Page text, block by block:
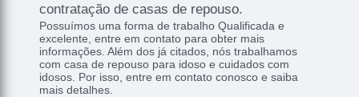
contratação de casas de repouso.
Possuímos uma forma de trabalho Qualificada e
excelente, entre em contato para obter mais
informações. Além dos já citados, nós trabalhamos
com casa de repouso para idoso e cuidados com
idosos. Por isso, entre em contato conosco e saiba
mais detalhes.